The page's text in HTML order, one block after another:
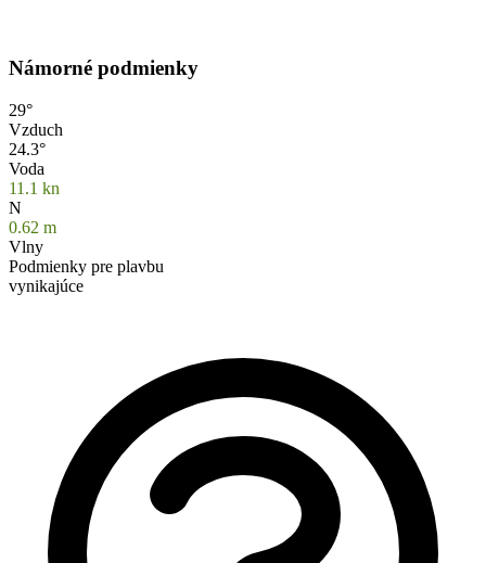
Námorné podmienky
29°
Vzduch
24.3°
Voda
11.1 kn
N
0.62 m
Vlny
Podmienky pre plavbu
vynikajúce